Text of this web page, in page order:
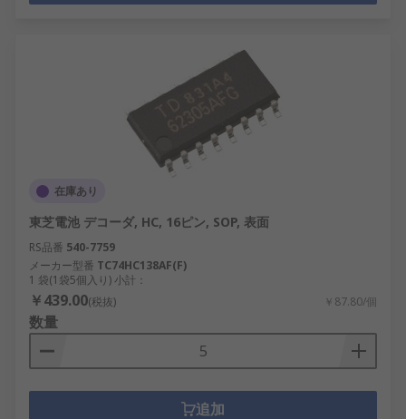
在庫あり
東芝電池 デコーダ, HC, 16ピン, SOP, 表面
RS品番 540-7759
メーカー型番 TC74HC138AF(F)
1 袋(1袋5個入り) 小計：
￥439.00(税抜) ￥87.80/個
数量
追加